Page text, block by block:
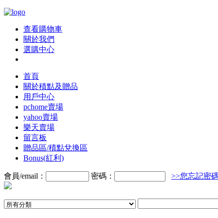
查看購物車
關於我們
選購中心
首頁
關於積點及贈品
用戶中心
pchome賣場
yahoo賣場
樂天賣場
留言板
贈品區/積點兌換區
Bonus(紅利)
會員/email： 密碼： >>您忘記密